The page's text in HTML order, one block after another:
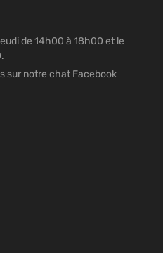
de 14h00 à 18h00 et le
sur notre chat Facebook